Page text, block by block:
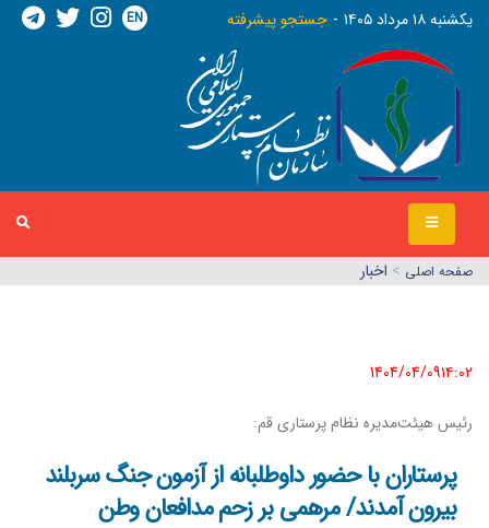
يکشنبه ١٨ مرداد ١٤٠٥ جستجو پیشرفته EN
صفحه اصلي > اخبار
1404/04/09١٤:٠٢
رئیس‌ هیئت‌مدیره نظام پرستاری قم:
پرستاران با حضور داوطلبانه از آزمون جنگ سربلند
بیرون آمدند/ مرهمی بر زحم مدافعان وطن